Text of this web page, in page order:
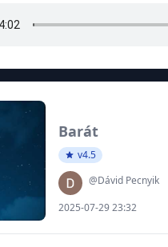
Barát
v4.5
@Dávid Pecnyik
2025-07-29 23:32